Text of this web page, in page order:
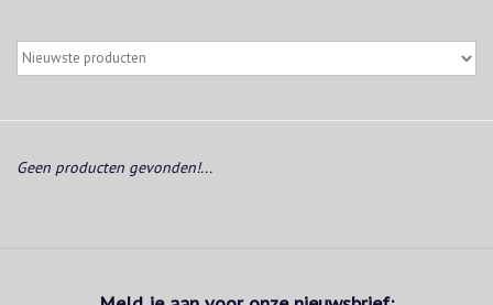
Geen producten gevonden!...